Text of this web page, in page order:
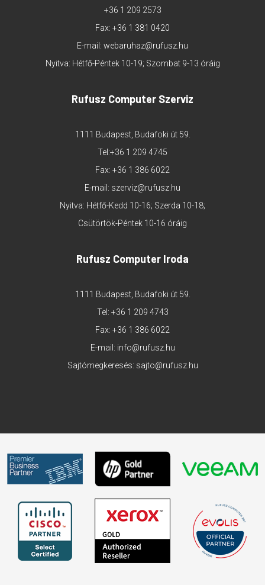
+36 1 209 2573
Fax: +36 1 381 0420
E-mail: webaruhaz@rufusz.hu
Nyitva: Hétfő-Péntek 10-19; Szombat 9-13 óráig
Rufusz Computer Szerviz
1111 Budapest, Budafoki út 59.
Tel:+36 1 209 4745
Fax: +36 1 386 6022
E-mail: szerviz@rufusz.hu
Nyitva: Hétfő-Kedd 10-16; Szerda 10-18;
Csütörtök-Péntek 10-16 óráig
Rufusz Computer Iroda
1111 Budapest, Budafoki út 59.
Tel: +36 1 209 4743
Fax: +36 1 386 6022
E-mail: info@rufusz.hu
Sajtómegkeresés: sajto@rufusz.hu